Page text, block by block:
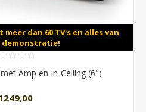
dan 60 TV's en alles van
demonstratie!
Amp en In-Ceiling (6")